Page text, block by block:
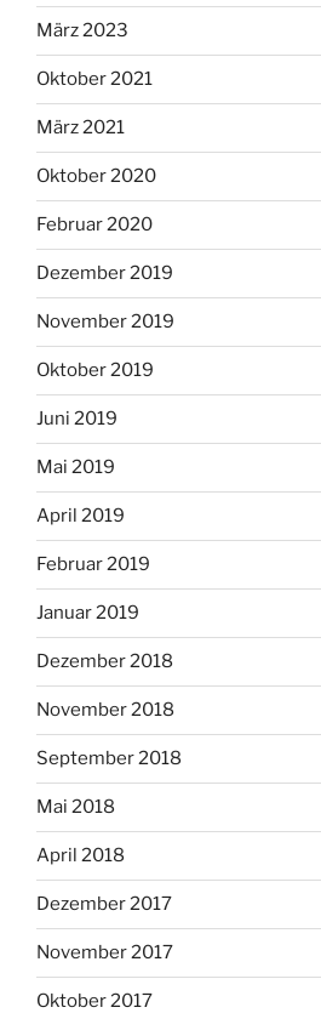
März 2023
Oktober 2021
März 2021
Oktober 2020
Februar 2020
Dezember 2019
November 2019
Oktober 2019
Juni 2019
Mai 2019
April 2019
Februar 2019
Januar 2019
Dezember 2018
November 2018
September 2018
Mai 2018
April 2018
Dezember 2017
November 2017
Oktober 2017